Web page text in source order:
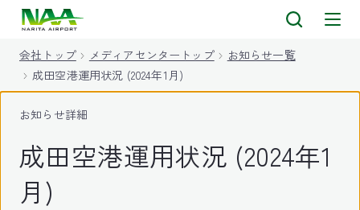
会社トップ メディアセンタートップ
お知らせ一覧
成田空港運用状況 (2024年1月)
お知らせ詳細
成田空港運用状況 (2024年1
月)